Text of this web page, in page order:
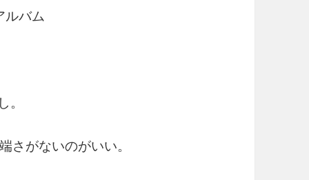
ルバム
さがないのがいい。